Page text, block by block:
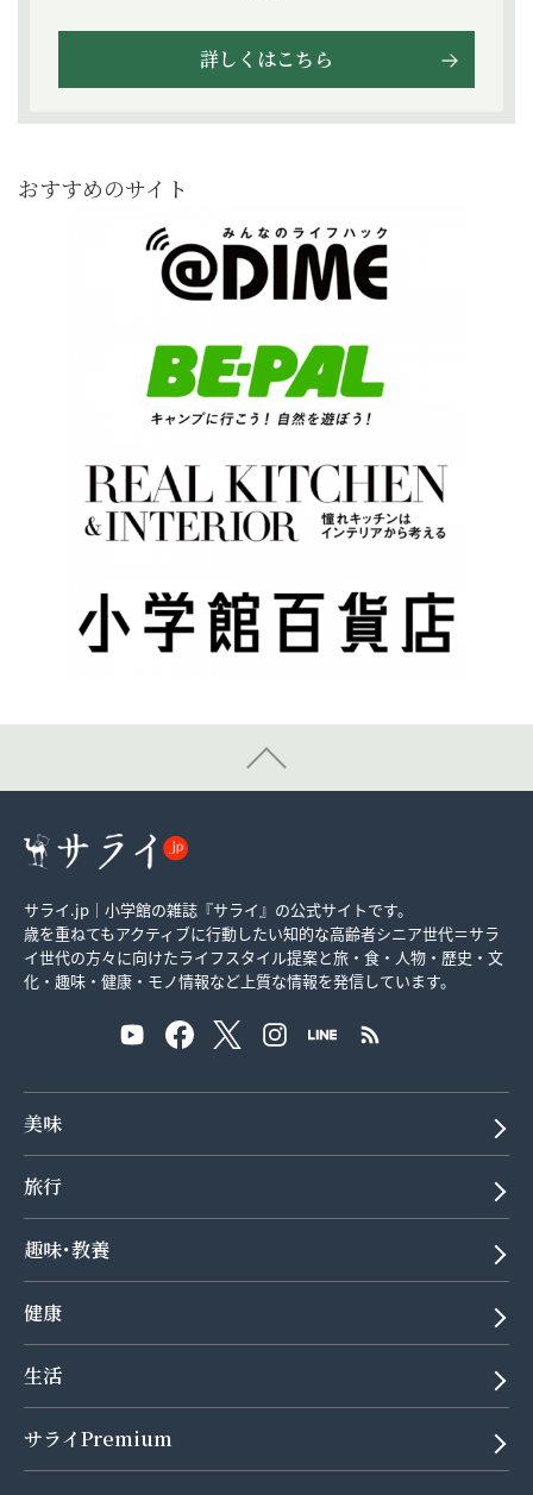
詳しくはこちら
おすすめのサイト
サライ.jp｜小学館の雑誌『サライ』の公式サイトです。
歳を重ねてもアクティブに行動したい知的な高齢者シニア世代＝サラ
イ世代の方々に向けたライフスタイル提案と旅・食・人物・歴史・文
化・趣味・健康・モノ情報など上質な情報を発信しています。
美味
旅行
趣味･教養
健康
生活
サライPremium